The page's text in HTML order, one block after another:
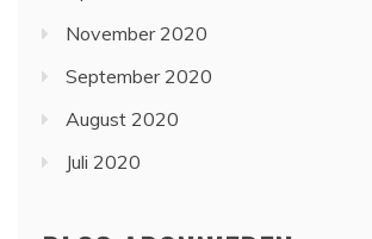
November 2020
September 2020
August 2020
Juli 2020